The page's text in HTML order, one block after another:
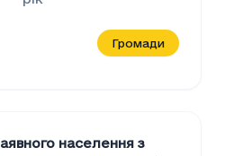
Громади
населення з